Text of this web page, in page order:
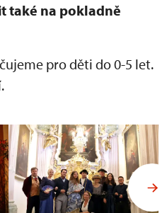
také na pokladně
pro děti do 0-5 let.